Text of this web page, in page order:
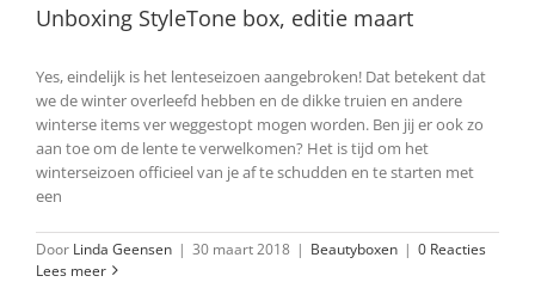
Unboxing StyleTone box, editie maart
Yes, eindelijk is het lenteseizoen aangebroken! Dat betekent dat
we de winter overleefd hebben en de dikke truien en andere
winterse items ver weggestopt mogen worden. Ben jij er ook zo
aan toe om de lente te verwelkomen? Het is tijd om het
winterseizoen officieel van je af te schudden en te starten met
een
Door Linda Geensen | 30 maart 2018 | Beautyboxen | 0 Reacties
Lees meer